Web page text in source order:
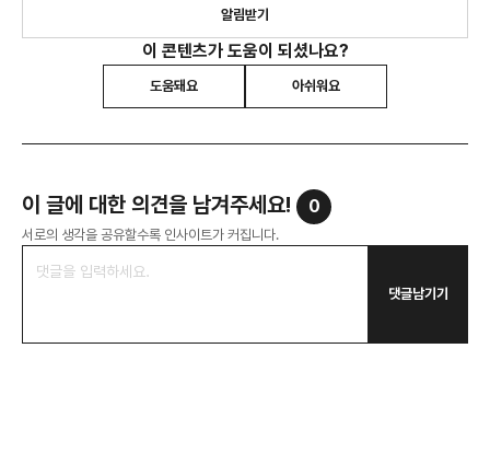
알림받기
이 콘텐츠가 도움이 되셨나요?
도움돼요 아쉬워요
이 글에 대한 의견을 남겨주세요! 0
서로의 생각을 공유할수록 인사이트가 커집니다.
댓글남기기